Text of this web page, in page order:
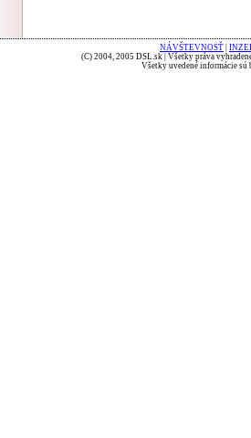
NÁVŠTEVNOSŤ
(C) 2004, 2005 DSL.sk | Všetky práva
Všetky uvedené informácie sú